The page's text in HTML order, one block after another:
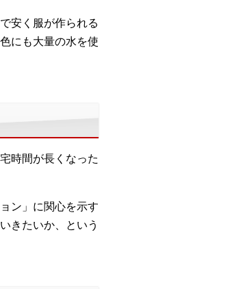
安く服が作られる
にも大量の水を使
時間が長くなった
ン」に関心を示す
きたいか、という